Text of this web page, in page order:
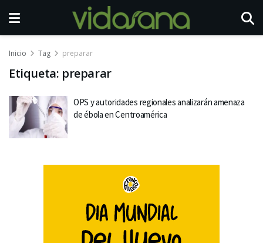
Inicio Tag preparar
Etiqueta: preparar
OPS y autoridades regionales analizarán amenaza
de ébola en Centroamérica